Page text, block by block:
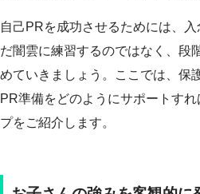
自己PRを成功させるためには、
だ闇雲に練習するのではなく、段
めていきましょう。ここでは、保
PR準備をどのようにサポートす
プをご紹介します。